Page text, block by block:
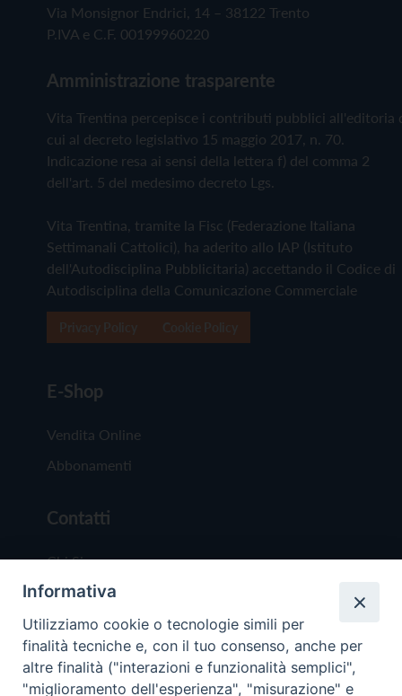
Via Monsignor Endrici, 14 – 38122 Trento
P.IVA e C.F. 00199960220
Amministrazione trasparente
Vita Trentina percepisce i contributi pubblici all'editoria
cui al decreto legislativo 15 maggio 2017, n. 70.
Indicazione resa ai sensi della lettera f) del comma 2
dell'art. 5 del medesimo decreto Lgs.
Vita Trentina, tramite la Fisc (Federazione Italiana
Settimanali Cattolici), ha aderito allo IAP (Istituto
dell'Autodisciplina Pubblicitaria) accettando il Codice di
Autodisciplina della Comunicazione Commerciale
E-Shop
Vendita Online
Abbonamenti
Contatti
Chi Siamo
Redazione
Scrivici
Informativa
Utilizziamo cookie o tecnologie simili per
finalità tecniche e, con il tuo consenso, anche per
altre finalità ("interazioni e funzionalità semplici",
"miglioramento dell'esperienza", "misurazione" e